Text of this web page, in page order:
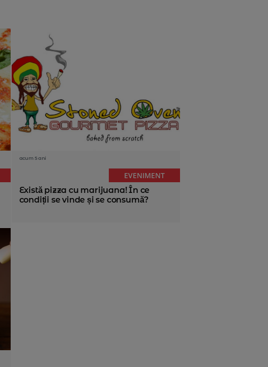
acum 5 ani
EVENIMENT
Există pizza cu marijuana! În ce
condiții se vinde și se consumă?